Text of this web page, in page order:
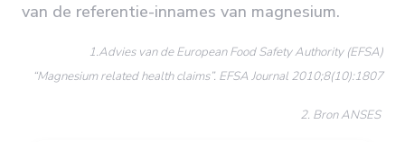
van de referentie-innames van magnesium.
1.Advies van de European Food Safety Authority (EFSA)
“Magnesium related health claims”. EFSA Journal 2010;8(10):1807
2. Bron ANSES